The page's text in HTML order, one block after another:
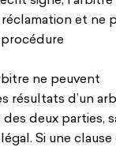
et ne
ne peuvent
résultats d’un
deux parties,
Si une clause